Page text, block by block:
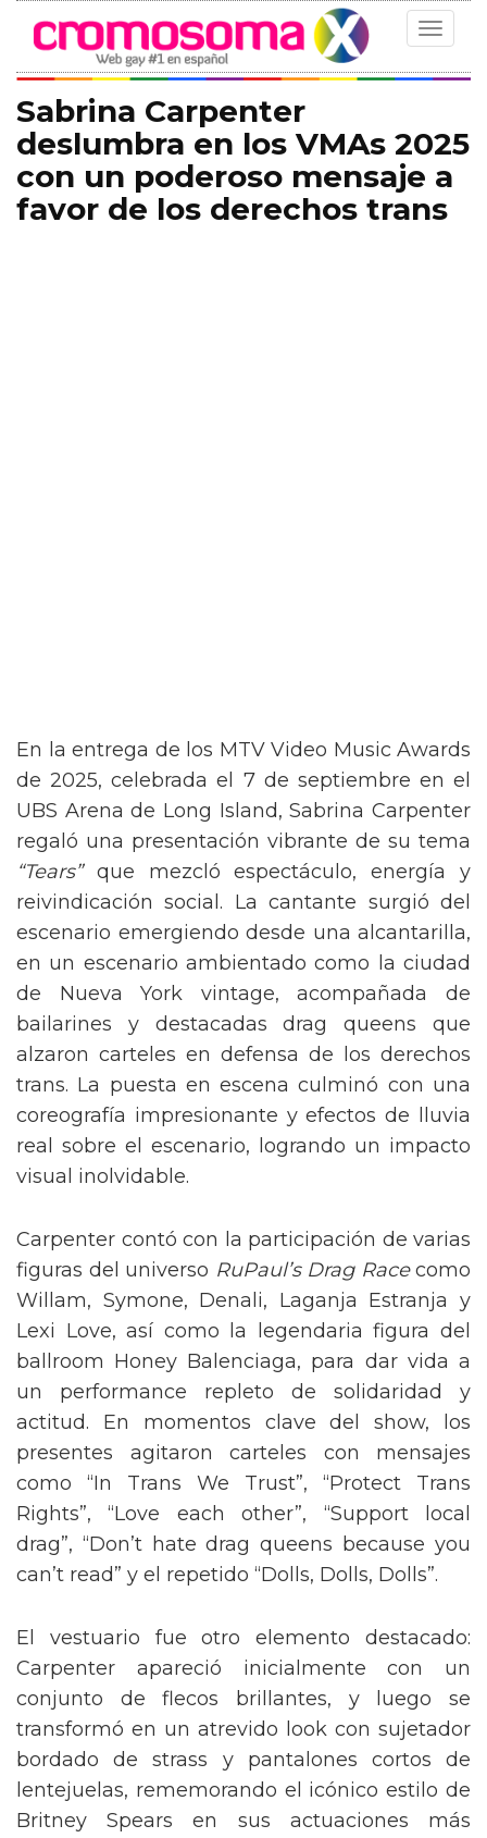
Toggle
Sabrina Carpenter
deslumbra en los VMAs 2025
con un poderoso mensaje a
favor de los derechos trans
En la entrega de los MTV Video Music Awards
de 2025, celebrada el 7 de septiembre en el
UBS Arena de Long Island, Sabrina Carpenter
regaló una presentación vibrante de su tema
“Tears”que mezcló espectáculo, energía y
reivindicación social. La cantante surgió del
escenario emergiendo desde una alcantarilla,
en un escenario ambientado como la ciudad
de Nueva York vintage, acompañada de
bailarines y destacadas drag queens que
alzaron carteles en defensa de los derechos
trans. La puesta en escena culminó con una
coreografía impresionante y efectos de lluvia
real sobre el escenario, logrando un impacto
visual inolvidable.
Carpenter contó con la participación de varias
figuras del universo RuPaul’s Drag Racecomo
Willam, Symone, Denali, Laganja Estranja y
Lexi Love, así como la legendaria figura del
ballroom Honey Balenciaga, para dar vida a
un performance repleto de solidaridad y
actitud. En momentos clave del show, los
presentes agitaron carteles con mensajes
como “In Trans We Trust”, “Protect Trans
Rights”, “Love each other”, “Support local
drag”, “Don’t hate drag queens because you
can’t read” y el repetido “Dolls, Dolls, Dolls”.
El vestuario fue otro elemento destacado:
Carpenter apareció inicialmente con un
conjunto de flecos brillantes, y luego se
transformó en un atrevido look con sujetador
bordado de strass y pantalones cortos de
lentejuelas, rememorando el icónico estilo de
Britney Spears en sus actuaciones más